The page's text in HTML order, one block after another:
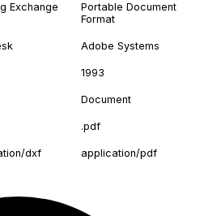
Exchange
Portable Document
Format
Adobe Systems
1993
Document
.pdf
dxf application/pdf